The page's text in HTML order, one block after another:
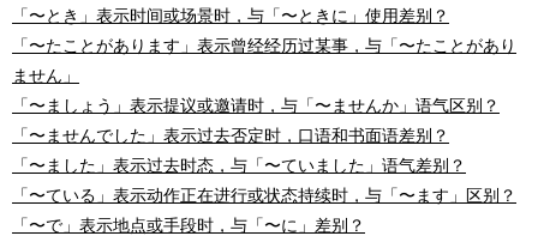
「〜とき」表示时间或场景时，与「〜ときに」使用差别？
「〜たことがあります」表示曾经经历过某事，与「〜たことがあり
ません」
「〜ましょう」表示提议或邀请时，与「〜ませんか」语气区别？
「〜ませんでした」表示过去否定时，口语和书面语差别？
「〜ました」表示过去时态，与「〜ていました」语气差别？
「〜ている」表示动作正在进行或状态持续时，与「〜ます」区别？
「〜で」表示地点或手段时，与「〜に」差别？